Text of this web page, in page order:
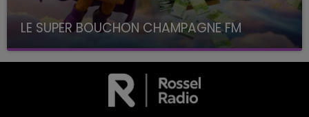
LE SUPER BOUCHON CHAMPAGNE FM
avec La Famille Champagne FM, à 8H10